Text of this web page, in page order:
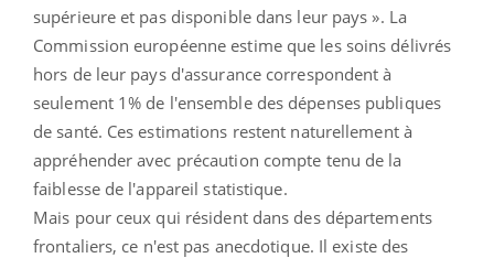
supérieure et pas disponible dans leur pays ». La
Commission européenne estime que les soins délivrés
hors de leur pays d'assurance correspondent à
seulement 1% de l'ensemble des dépenses publiques
de santé. Ces estimations restent naturellement à
appréhender avec précaution compte tenu de la
faiblesse de l'appareil statistique.
Mais pour ceux qui résident dans des départements
frontaliers, ce n'est pas anecdotique. Il existe des